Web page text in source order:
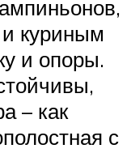
куриным
и опоры.
– как
с